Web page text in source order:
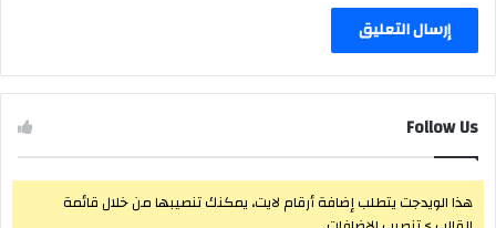
Follow Us
هذا الويدجت يتطلب إضافة أرقام لايت، يمكنك تنصيبها من خلال قائمة